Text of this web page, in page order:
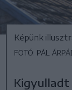
Képünk
FOTÓ: PÁL